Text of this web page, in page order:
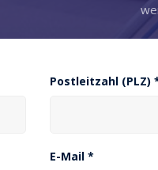
Postleitzahl (PLZ)
E-Mail *